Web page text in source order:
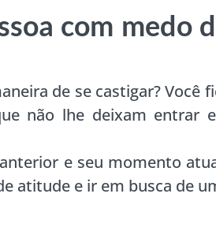
com medo
de se castigar? Você
não lhe deixam entrar
e seu momento
atitude e ir em busca de